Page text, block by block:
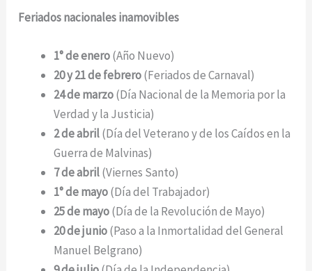
Feriados nacionales inamovibles
1° de enero(Año Nuevo)
20 y 21 de febrero(Feriados de Carnaval)
24 de marzo(Día Nacional de la Memoria por la
Verdad y la Justicia)
2 de abril(Día del Veterano y de los Caídos en la
Guerra de Malvinas)
7 de abril(Viernes Santo)
1° de mayo(Día del Trabajador)
25 de mayo(Día de la Revolución de Mayo)
20 de junio(Paso a la Inmortalidad del General
Manuel Belgrano)